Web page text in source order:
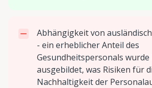
Abhängigkeit von
- ein erheblicher Anteil des
Gesundheitspersonals wurde
ausgebildet, was Risiken für
Nachhaltigkeit der